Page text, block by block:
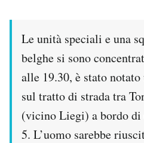
Le unità speciali e una
belghe si sono
alle 19.30, è stato
sul tratto di strada tra
(vicino Liegi) a bordo
5. L’uomo sarebbe